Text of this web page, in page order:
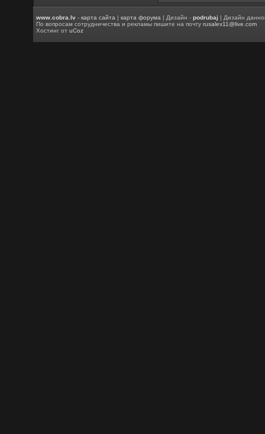
www.cobra.lv -карта сайта |карта форума | Дизайн -podrubaj | Дизайн
По вопросам сотрудничества и рекламы пишите на почтуrusalex11@live.com
Хостинг отuCoz